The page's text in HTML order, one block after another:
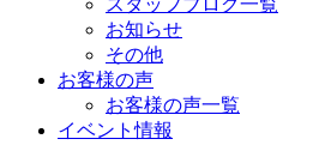
お知らせ
その他
お客様の声
お客様の声一覧
イベント情報